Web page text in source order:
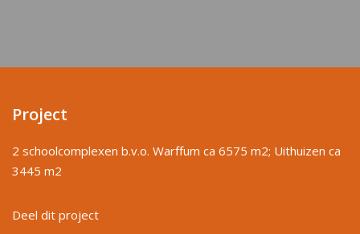
Project
2 schoolcomplexen b.v.o. Warffum ca 6575 m2; Uithuizen ca
3445 m2
Deel dit project